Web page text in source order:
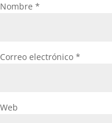
Nombre *
Correo electrónico *
Web